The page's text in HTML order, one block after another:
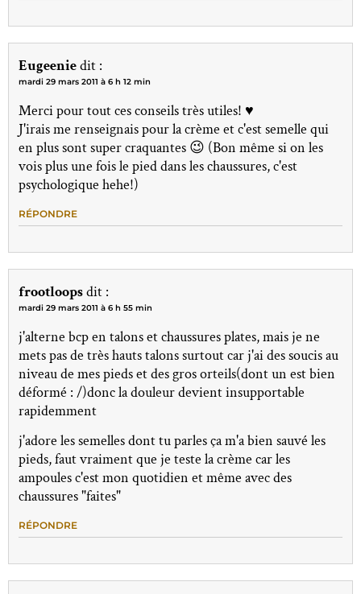
Eugeeniedit :
mardi 29 mars 2011 à 6 h 12 min
Merci pour tout ces conseils très utiles! ♥
J'irais me renseignais pour la crème et c'est semelle qui
en plus sont super craquantes 😉 (Bon même si on les
vois plus une fois le pied dans les chaussures, c'est
psychologique hehe!)
RÉPONDRE
frootloopsdit :
mardi 29 mars 2011 à 6 h 55 min
j'alterne bcp en talons et chaussures plates, mais je ne
mets pas de très hauts talons surtout car j'ai des soucis au
niveau de mes pieds et des gros orteils(dont un est bien
déformé : /)donc la douleur devient insupportable
rapidemment
j'adore les semelles dont tu parles ça m'a bien sauvé les
pieds, faut vraiment que je teste la crème car les
ampoules c'est mon quotidien et même avec des
chaussures "faites"
RÉPONDRE